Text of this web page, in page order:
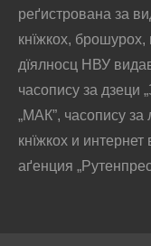
реґистрована за
кнїжкох,
дїялносц НВУ
часопису за дзеци
„МАК”, часопису за
кнїжкох и
аґенция